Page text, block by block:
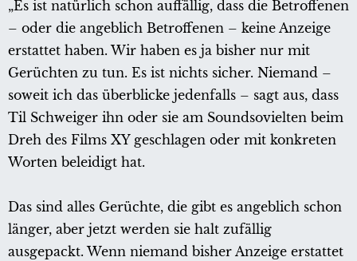
„Es ist natürlich schon auffällig, dass die Betroffenen
– oder die angeblich Betroffenen – keine Anzeige
erstattet haben. Wir haben es ja bisher nur mit
Gerüchten zu tun. Es ist nichts sicher. Niemand –
soweit ich das überblicke jedenfalls – sagt aus, dass
Til Schweiger ihn oder sie am Soundsovielten beim
Dreh des Films XY geschlagen oder mit konkreten
Worten beleidigt hat.
Das sind alles Gerüchte, die gibt es angeblich schon
länger, aber jetzt werden sie halt zufällig
ausgepackt. Wenn niemand bisher Anzeige erstattet